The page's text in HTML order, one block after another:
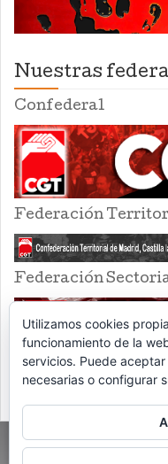
Nuestras
Confederal
Federación
Federación
Utilizamos cookies
funcionamiento de la
servicios. Puede
necesarias o configurar